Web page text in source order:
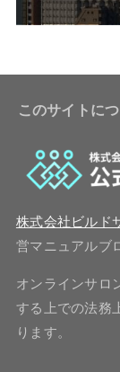
このサイトに
株式会社ビルド
営マニュアルブ
オンラインサロ
する上での法務
ります。